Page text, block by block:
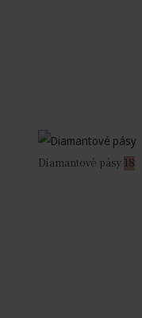
Diamantové pásy 18